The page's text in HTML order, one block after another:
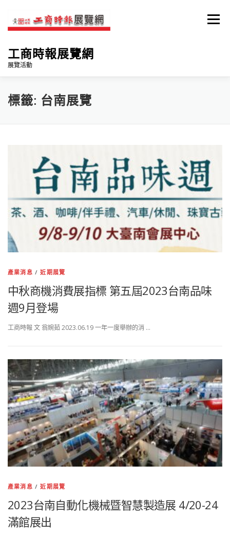
工商時報展覽網
展覽活動
選單
首頁 自動化機械展
標籤: 台南展覽
產業消息 /近期展覽
中秋商機消費展指標 第五屆2023台南品味
週9月登場
工商時報 文 翁婉茹 2023.06.19 一年一度舉辦的消 …
產業消息 /近期展覽
2023台南自動化機械暨智慧製造展 4/20-24
滿館展出